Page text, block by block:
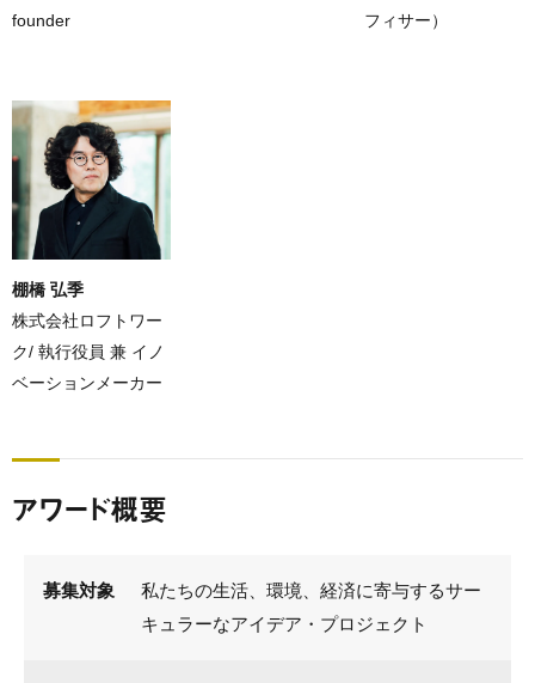
founder
フィサー）
棚橋 弘季
株式会社ロフトワー
ク/ 執行役員 兼 イノ
ベーションメーカー
アワード概要
募集対象
私たちの生活、環境、経済に寄与するサー
キュラーなアイデア・プロジェクト